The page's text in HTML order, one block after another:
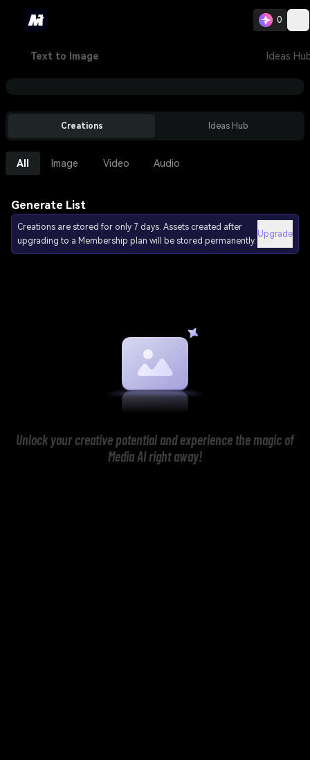
0
Text to Image Ideas
Creations Ideas Hub
All Image Video Audio
Generate List
Creations are stored for only 7 days. Assets created after
upgrading to a Membership plan will be stored permanently.
Upgrade
Unlock your creative potential and experience the magic of
Media AI right away!